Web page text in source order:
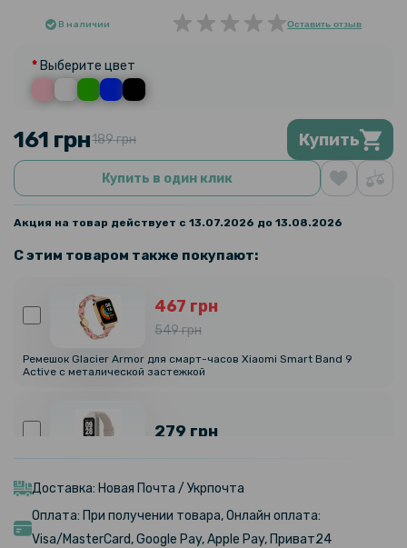
В наличии Оставить отзыв
Выберите цвет
161 грн189 грн Купить
Купить в один клик
Акция на товар действует с 13.07.2026 до 13.08.2026
С этим товаром также покупают:
467 грн
549 грн
Ремешок Glacier Armor для смарт-часов Xiaomi Smart Band 9
Active с металической застежкой
279 грн
469 грн
Доставка: Новая Почта / Укрпочта
Оплата: При получении товара, Онлайн оплата:
Visa/MasterCard, Google Pay, Apple Pay, Приват24